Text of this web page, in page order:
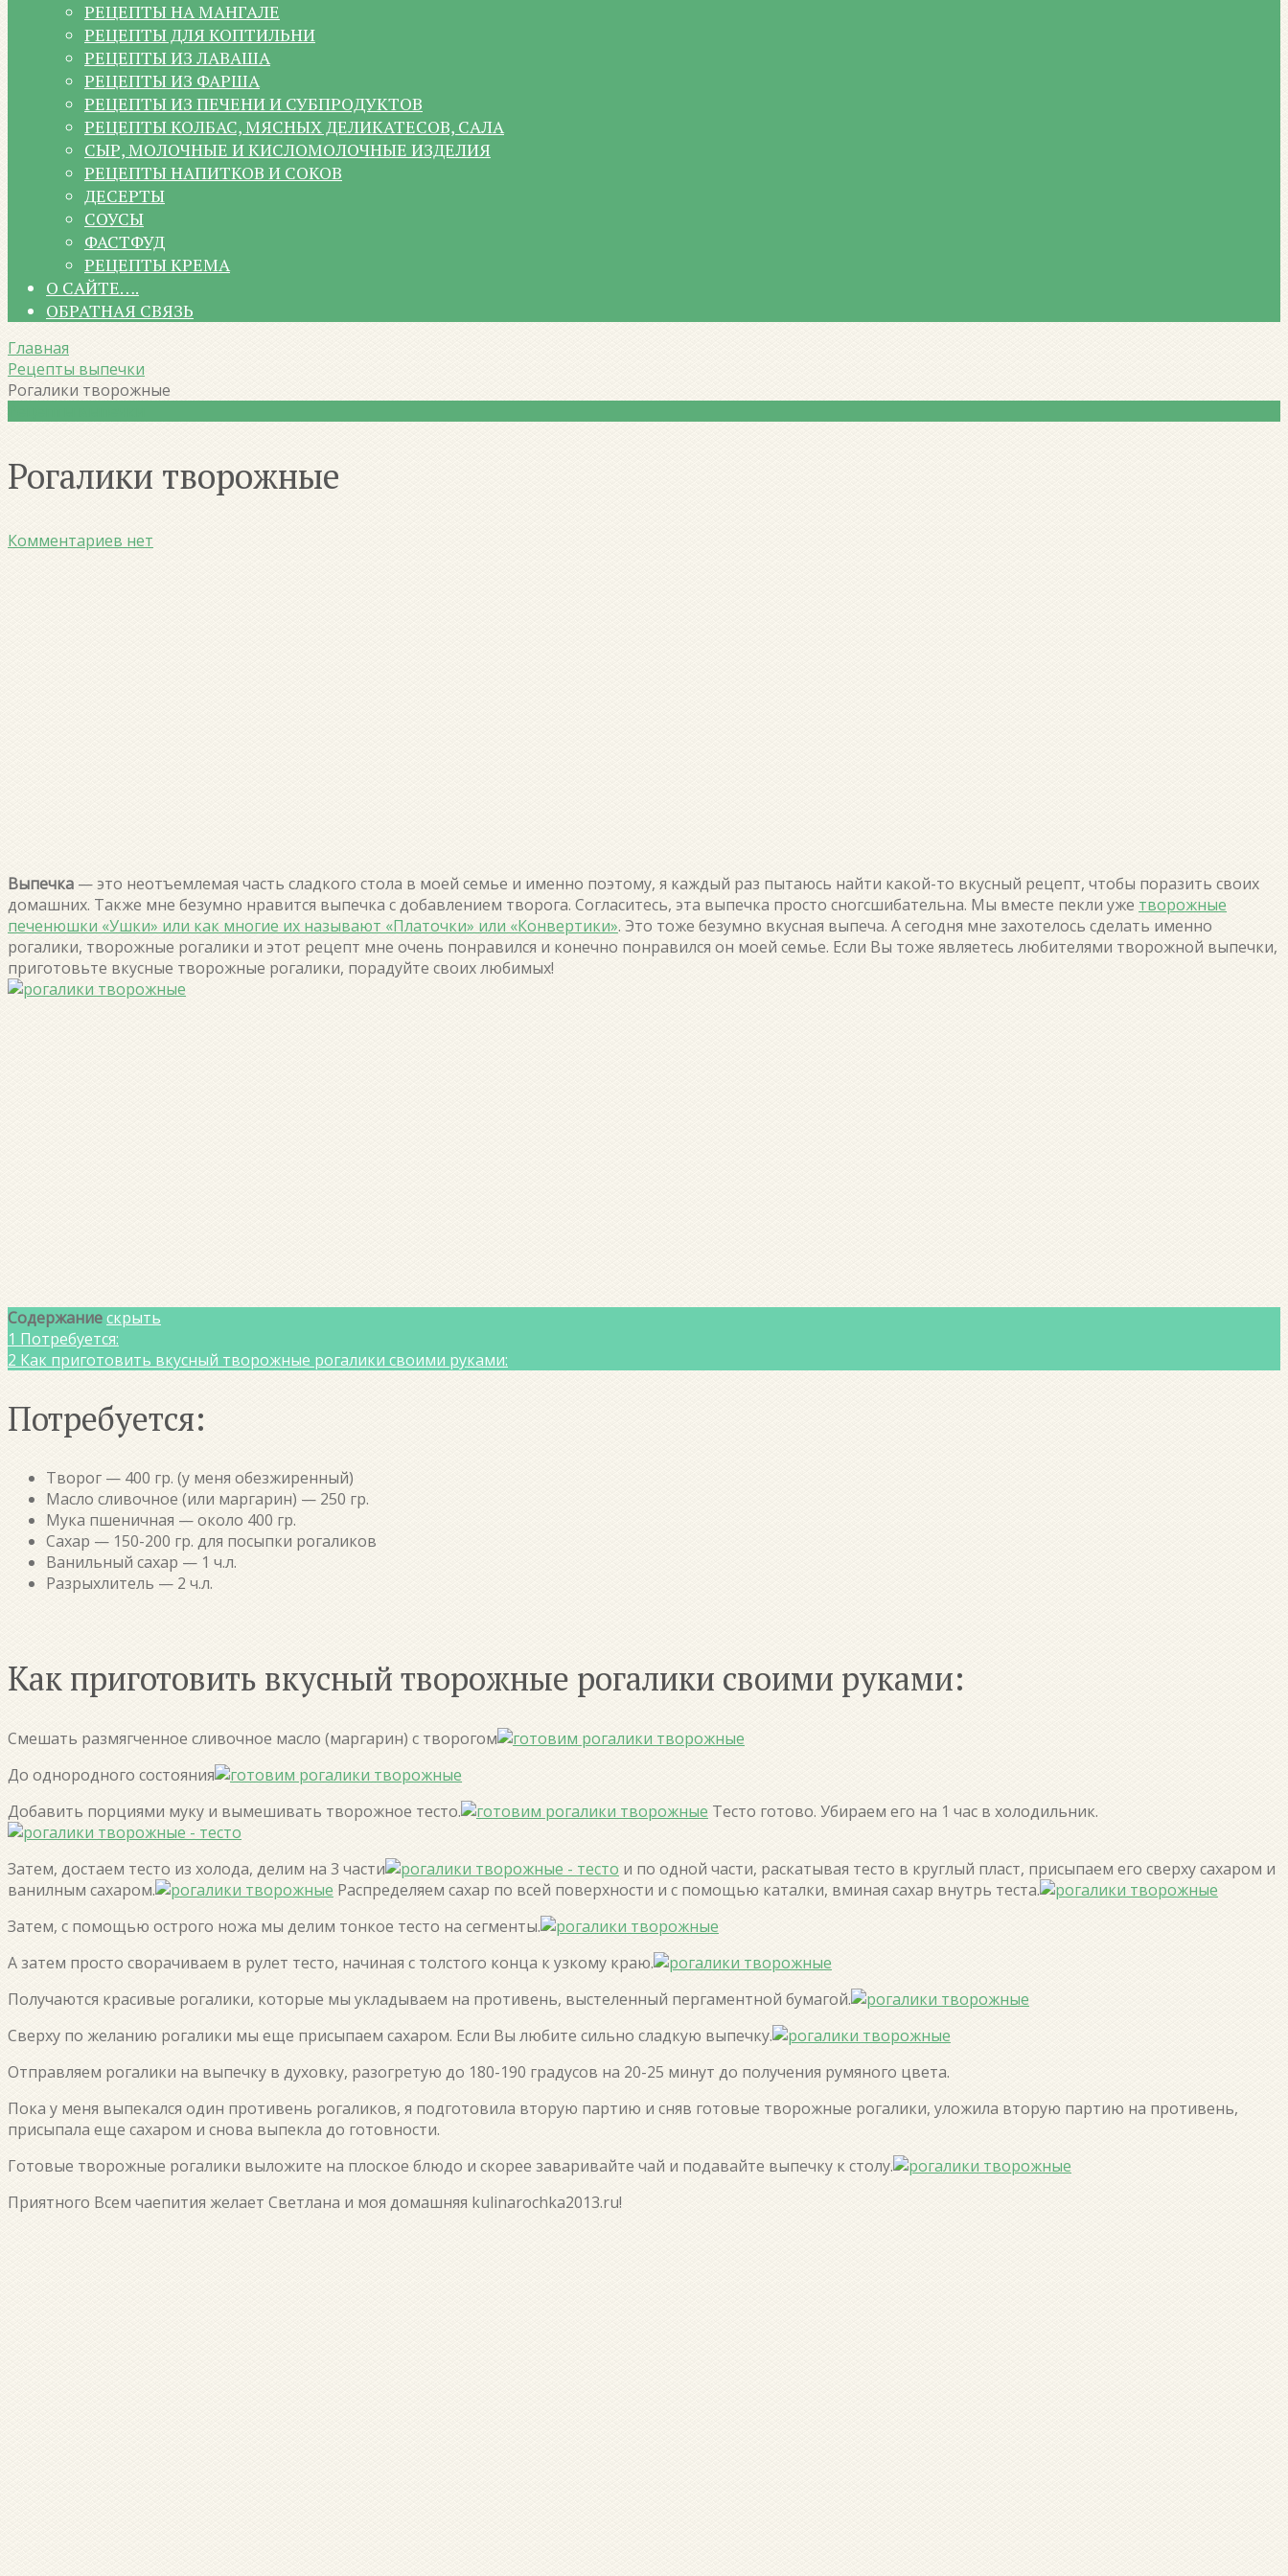
РЕЦЕПТЫ НА МАНГАЛЕ
РЕЦЕПТЫ ДЛЯ КОПТИЛЬНИ
РЕЦЕПТЫ ИЗ ЛАВАША
РЕЦЕПТЫ ИЗ ФАРША
РЕЦЕПТЫ ИЗ ПЕЧЕНИ И СУБПРОДУКТОВ
РЕЦЕПТЫ КОЛБАС, МЯСНЫХ ДЕЛИКАТЕСОВ, САЛА
СЫР, МОЛОЧНЫЕ И КИСЛОМОЛОЧНЫЕ ИЗДЕЛИЯ
РЕЦЕПТЫ НАПИТКОВ И СОКОВ
ДЕСЕРТЫ
СОУСЫ
ФАСТФУД
РЕЦЕПТЫ КРЕМА
О САЙТЕ….
ОБРАТНАЯ СВЯЗЬ
Главная
Рецепты выпечки
Рогалики творожные
Рогалики творожные
Комментариев нет
Выпечка — это неотъемлемая часть сладкого стола в моей семье и именно поэтому, я каждый раз пытаюсь найти какой-то вкусный рецепт, чтобы поразить своих
домашних. Также мне безумно нравится выпечка с добавлением творога. Согласитесь, эта выпечка просто сногсшибательна. Мы вместе пекли уже творожные
печенюшки «Ушки» или как многие их называют «Платочки» или «Конвертики». Это тоже безумно вкусная выпеча. А сегодня мне захотелось сделать именно
рогалики, творожные рогалики и этот рецепт мне очень понравился и конечно понравился он моей семье. Если Вы тоже являетесь любителями творожной выпечки,
приготовьте вкусные творожные рогалики, порадуйте своих любимых!
Содержаниескрыть
1 Потребуется:
2 Как приготовить вкусный творожные рогалики своими руками:
Потребуется:
Творог — 400 гр. (у меня обезжиренный)
Масло сливочное (или маргарин) — 250 гр.
Мука пшеничная — около 400 гр.
Сахар — 150-200 гр. для посыпки рогаликов
Ванильный сахар — 1 ч.л.
Разрыхлитель — 2 ч.л.
Как приготовить вкусный творожные рогалики своими руками:
Смешать размягченное сливочное масло (маргарин) с творогом
До однородного состояния
Добавить порциями муку и вымешивать творожное тесто.
Тесто готово. Убираем его на 1 час в холодильник.
Затем, достаем тесто из холода, делим на 3 части
и по одной части, раскатывая тесто в круглый пласт, присыпаем его сверху сахаром и
ванилным сахаром.
Распределяем сахар по всей поверхности и с помощью каталки, вминая сахар внутрь теста.
Затем, с помощью острого ножа мы делим тонкое тесто на сегменты.
А затем просто сворачиваем в рулет тесто, начиная с толстого конца к узкому краю.
Получаются красивые рогалики, которые мы укладываем на противень, выстеленный пергаментной бумагой.
Сверху по желанию рогалики мы еще присыпаем сахаром. Если Вы любите сильно сладкую выпечку.
Отправляем рогалики на выпечку в духовку, разогретую до 180-190 градусов на 20-25 минут до получения румяного цвета.
Пока у меня выпекался один противень рогаликов, я подготовила вторую партию и сняв готовые творожные рогалики, уложила вторую партию на противень,
присыпала еще сахаром и снова выпекла до готовности.
Готовые творожные рогалики выложите на плоское блюдо и скорее заваривайте чай и подавайте выпечку к столу.
Приятного Всем чаепития желает Светлана и моя домашняя kulinarochka2013.ru!